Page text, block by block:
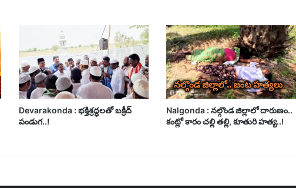
Devarakonda : భక్తిశ్రద్ధలతో బక్రీద్
పండుగ..!
Nalgonda : నల్గొండ జిల్లాలో దారుణం..
కంట్లో కారం చల్లి తల్లి, కూతురి హత్య..!